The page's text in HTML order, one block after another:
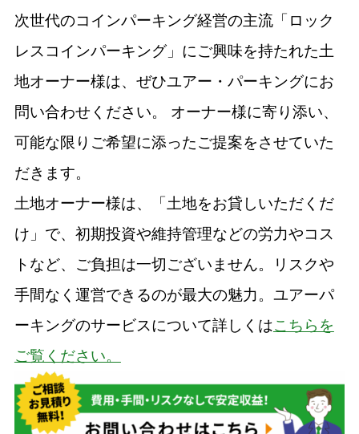
次世代のコインパーキング経営の主流「ロック
レスコインパーキング」にご興味を持たれた土
地オーナー様は、ぜひユアー・パーキングにお
問い合わせください。 オーナー様に寄り添い、
可能な限りご希望に添ったご提案をさせていた
だきます。
土地オーナー様は、「土地をお貸しいただくだ
け」で、初期投資や維持管理などの労力やコス
トなど、ご負担は一切ございません。リスクや
手間なく運営できるのが最大の魅力。ユアーパ
ーキングのサービスについて詳しくはこちらを
ご覧ください。